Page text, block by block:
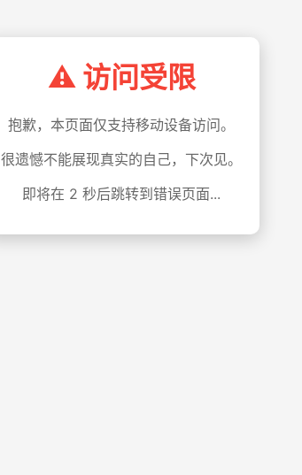
⚠️ 访问受限
抱歉，本页面仅支持移动设备访问。
很遗憾不能展现真实的自己，下次见。
即将在1秒后跳转到错误页面...